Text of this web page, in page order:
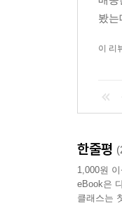
봤
이 리
한줄평
1,000원
eBook은
클래스는